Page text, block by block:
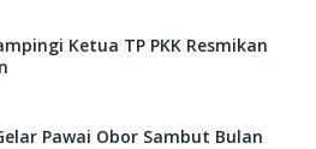
Ketua TP PKK Resmikan
Pawai Obor Sambut Bulan